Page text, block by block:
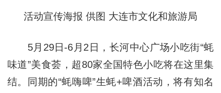
活动宣传海报 供图 大连市文化和旅游局
5月29日-6月2日，长河中心广场小吃街“蚝
味道”美食荟，超80家全国特色小吃将在这里集
结。同期的“蚝嗨啤”生蚝+啤酒活动，将有知名